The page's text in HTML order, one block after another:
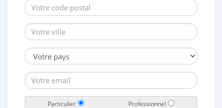
Particulier Professionnel